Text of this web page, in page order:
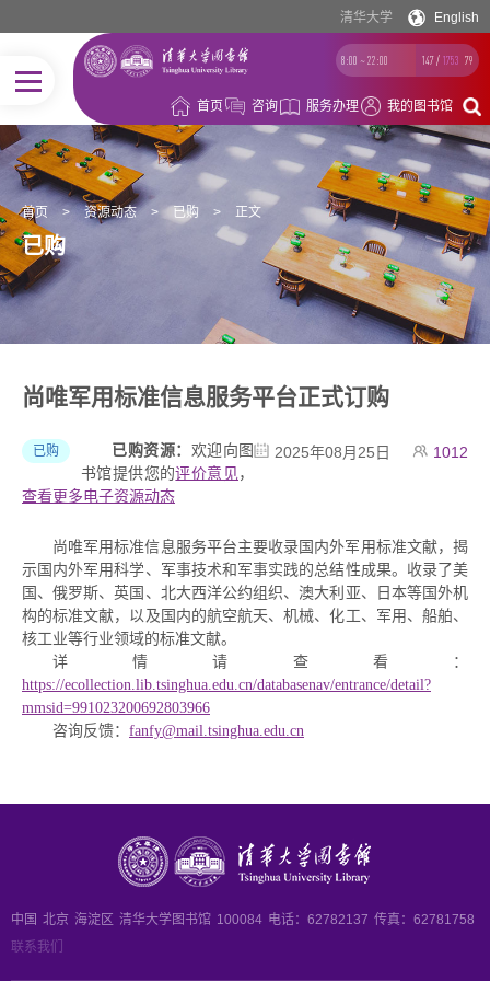
清华大学 English
8:00 ~ 22:00 147/ 1753 79
首页 咨询 服务办理 我的图书馆
首页 > 资源动态 > 已购 > 正文
已购
尚唯军用标准信息服务平台正式订购
已购 1012
2025年08月25日
已购资源： 欢迎向图
书馆提供您的评价意见，
查看更多电子资源动态
尚唯军用标准信息服务平台主要收录国内外军用标准文献，揭
示国内外军用科学、军事技术和军事实践的总结性成果。收录了美
国、俄罗斯、英国、北大西洋公约组织、澳大利亚、日本等国外机
构的标准文献，以及国内的航空航天、机械、化工、军用、船舶、
核工业等行业领域的标准文献。
详情请查看：
https://ecollection.lib.tsinghua.edu.cn/databasenav/entrance/detail?
mmsid=991023200692803966
咨询反馈： fanfy@mail.tsinghua.edu.cn
中国 北京 海淀区 清华大学图书馆 100084 电话：62782137 传真：62781758
联系我们